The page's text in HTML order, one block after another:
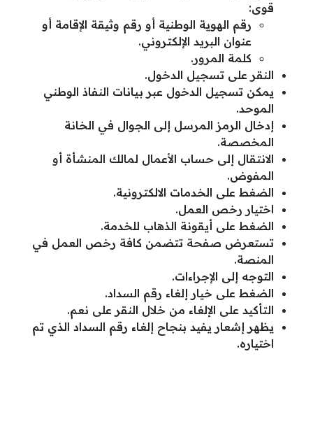
قوى:
رقم الهوية الوطنية أو رقم وثيقة الإقامة أو
عنوان البريد الإلكتروني.
كلمة المرور.
النقر على تسجيل الدخول.
يمكن تسجيل الدخول عبر بيانات النفاذ الوطني
الموحد.
إدخال الرمز المرسل إلى الجوال في الخانة
المخصصة.
الانتقال إلى حساب الأعمال لمالك المنشأة أو
المفوض.
الضغط على الخدمات الالكترونية.
اختيار رخص العمل.
الضغط على أيقونة الذهاب للخدمة.
تستعرض صفحة تتضمن كافة رخص العمل في
المنصة.
التوجه إلى الإجراءات.
الضغط على خيار إلغاء رقم السداد.
التأكيد على الإلغاء من خلال النقر على نعم.
يظهر إشعار يفيد بنجاح إلغاء رقم السداد الذي تم
اختياره.